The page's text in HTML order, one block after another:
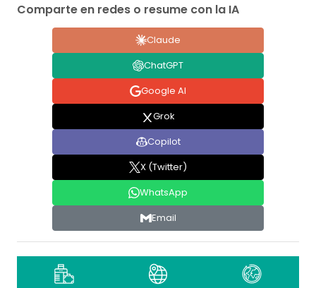
Comparte en redes o resume con la IA
Claude
ChatGPT
Google AI
Grok
Copilot
X (Twitter)
WhatsApp
Email